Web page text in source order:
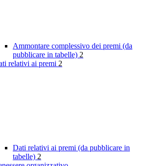
Ammontare complessivo dei premi (da
pubblicare in tabelle) 2
relativi ai premi 2
Dati relativi ai premi (da pubblicare in
tabelle) 2